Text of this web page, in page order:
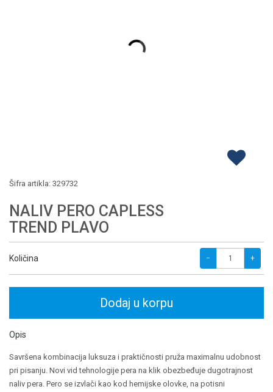
Šifra artikla: 329732
NALIV PERO CAPLESS
TREND PLAVO
Količina − +
Dodaj u korpu
Opis
Savršena kombinacija luksuza i praktičnosti pruža maximalnu udobnost
pri pisanju. Novi vid tehnologije pera na klik obezbeđuje dugotrajnost
naliv pera. Pero se izvlači kao kod hemijske olovke, na potisni